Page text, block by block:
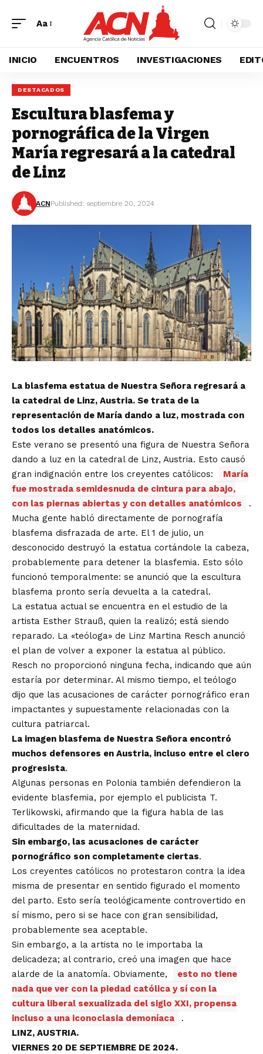
Aa
INICIO ENCUENTROS INVESTIGACIONES
DESTACADOS
Escultura blasfema y
pornográfica de la Virgen
María regresará a la catedral
de Linz
ACNPublished: septiembre 20, 2024
La blasfema estatua de Nuestra Señora regresará a
la catedral de Linz, Austria. Se trata de la
representación de María dando a luz, mostrada con
todos los detalles anatómicos.
Este verano se presentó una figura de Nuestra Señora
dando a luz en la catedral de Linz, Austria. Esto causó
gran indignación entre los creyentes católicos:
María
fue mostrada semidesnuda de cintura para abajo,
con las piernas abiertas y con detalles anatómicos
.
Mucha gente habló directamente de pornografía
blasfema disfrazada de arte. El 1 de julio, un
desconocido destruyó la estatua cortándole la cabeza,
probablemente para detener la blasfemia. Esto sólo
funcionó temporalmente: se anunció que la escultura
blasfema pronto sería devuelta a la catedral.
La estatua actual se encuentra en el estudio de la
artista Esther Strauß, quien la realizó; está siendo
reparado. La «teóloga» de Linz Martina Resch anunció
el plan de volver a exponer la estatua al público.
Resch no proporcionó ninguna fecha, indicando que aún
estaría por determinar. Al mismo tiempo, el teólogo
dijo que las acusaciones de carácter pornográfico eran
impactantes y supuestamente relacionadas con la
cultura patriarcal.
La imagen blasfema de Nuestra Señora encontró
muchos defensores en Austria, incluso entre el clero
progresista.
Algunas personas en Polonia también defendieron la
evidente blasfemia, por ejemplo el publicista T.
Terlikowski, afirmando que la figura habla de las
dificultades de la maternidad.
Sin embargo, las acusaciones de carácter
pornográfico son completamente ciertas.
Los creyentes católicos no protestaron contra la idea
misma de presentar en sentido figurado el momento
del parto. Esto sería teológicamente controvertido en
sí mismo, pero si se hace con gran sensibilidad,
probablemente sea aceptable.
Sin embargo, a la artista no le importaba la
delicadeza; al contrario, creó una imagen que hace
alarde de la anatomía. Obviamente,
esto no tiene
nada que ver con la piedad católica y sí con la
cultura liberal sexualizada del siglo XXI, propensa
incluso a una iconoclasia demoníaca
.
LINZ, AUSTRIA.
VIERNES 20 DE SEPTIEMBRE DE 2024.